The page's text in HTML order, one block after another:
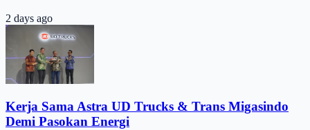
2 days ago
Kerja Sama Astra UD Trucks & Trans Migasindo
Demi Pasokan Energi